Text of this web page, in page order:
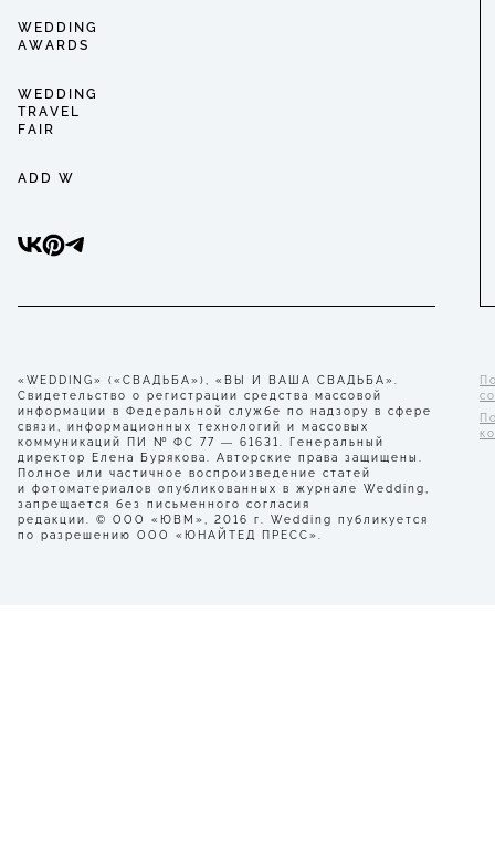
WEDDING
AWARDS
WEDDING
TRAVEL
FAIR
ADD W
«WEDDING» («СВАДЬБА»), «ВЫ И ВАША СВАДЬБА».
Свидетельство о регистрации средства массовой
информации в Федеральной службе по надзору в сфере
связи, информационных технологий и массовых
коммуникаций ПИ № ФС 77 — 61631. Генеральный
директор Елена Бурякова. Авторские права защищены.
Полное или частичное воспроизведение статей
и фотоматериалов опубликованных в журнале Wedding,
запрещается без письменного согласия
редакции. © ООО «ЮВМ», 2016 г. Wedding публикуется
по разрешению ООО «ЮНАЙТЕД ПРЕСС».